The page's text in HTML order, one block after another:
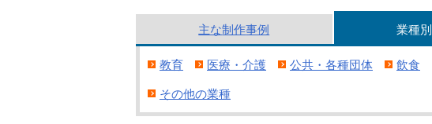
主な制作事例 業種別
教育 医療・介護 公共・各種団体 飲食
その他の業種